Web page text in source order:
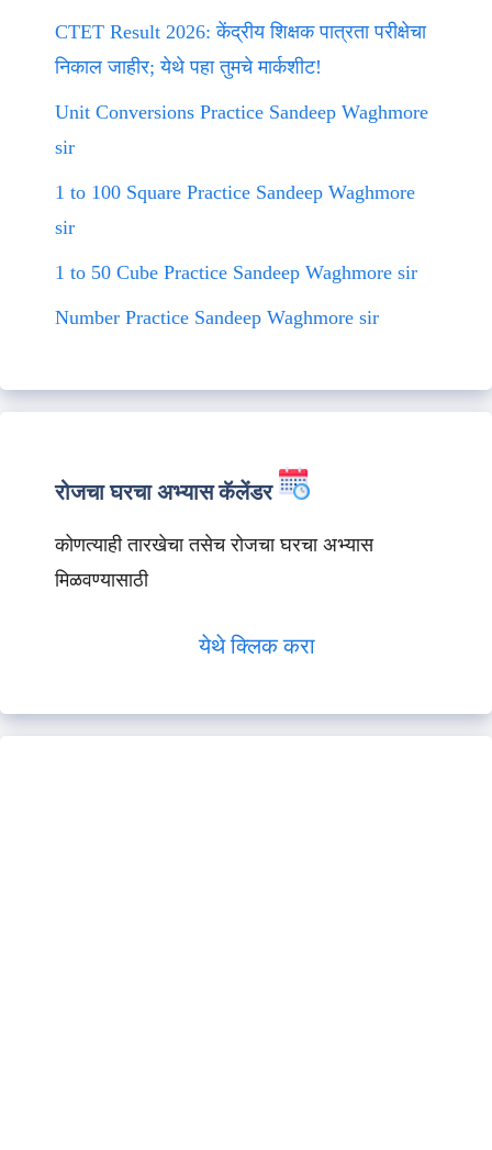
CTET Result 2026: केंद्रीय शिक्षक पात्रता परीक्षेचा
निकाल जाहीर; येथे पहा तुमचे मार्कशीट!
Unit Conversions Practice Sandeep Waghmore
sir
1 to 100 Square Practice Sandeep Waghmore
sir
1 to 50 Cube Practice Sandeep Waghmore sir
Number Practice Sandeep Waghmore sir
रोजचा घरचा अभ्यास कॅलेंडर
कोणत्याही तारखेचा तसेच रोजचा घरचा अभ्यास
मिळवण्यासाठी
येथे क्लिक करा